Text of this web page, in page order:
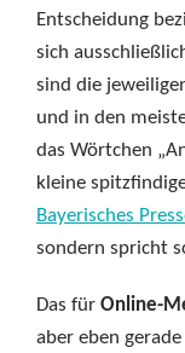
Entscheidung
sich
sind die
und in den
das Wörtchen
kleine
Bayerisches
sondern spricht
Das für Online-
aber eben